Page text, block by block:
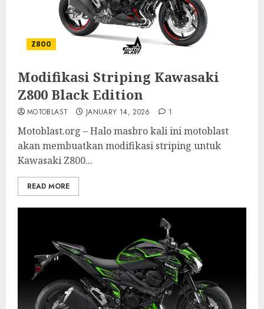
Z800
Modifikasi Striping Kawasaki
Z800 Black Edition
MOTOBLAST JANUARY 14, 2026 1
Motoblast.org – Halo masbro kali ini motoblast
akan membuatkan modifikasi striping untuk
Kawasaki Z800...
READ MORE